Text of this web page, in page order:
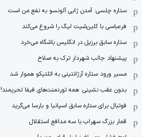
ستاره چلسی: آمدن ژابی آلونسو به نفع من است
فرعباسی با کلین‌شیت لیگ را شروع می‌کند
ستاره سابق برزیل در انگلیس باشگاه می‌خرد
پیشنهاد جالب شهردار ترک به صلاح
مسیر ورود ستاره آرژانتینی به اتلتیکو هموار شد
بدون عقب نشینی: همه تورنمنت‌های فیفا تحریمند!
فوتبال برای ستاره سابق اسپانیا و بارسا می‌گرید
قمار بزرگ سهراب با سه مدافع استقلال